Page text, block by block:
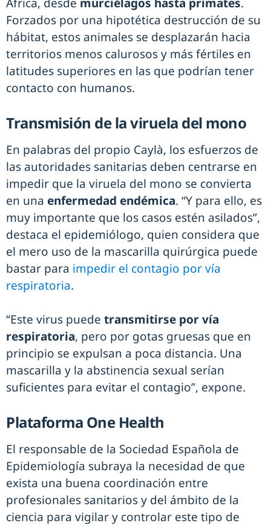
Forzados por una hipotética destrucción de su
hábitat, estos animales se desplazarán hacia
territorios menos calurosos y más fértiles en
latitudes superiores en las que podrían tener
contacto con humanos.
Transmisión de la viruela del mono
En palabras del propio Caylà, los esfuerzos de
las autoridades sanitarias deben centrarse en
impedir que la viruela del mono se convierta
en una enfermedad endémica. “Y para ello, es
muy importante que los casos estén asilados”,
destaca el epidemiólogo, quien considera que
el mero uso de la mascarilla quirúrgica puede
bastar para impedir el contagio por vía
respiratoria.
“Este virus puede transmitirse por vía
respiratoria, pero por gotas gruesas que en
principio se expulsan a poca distancia. Una
mascarilla y la abstinencia sexual serían
suficientes para evitar el contagio”, expone.
Plataforma One Health
El responsable de la Sociedad Española de
Epidemiología subraya la necesidad de que
exista una buena coordinación entre
profesionales sanitarios y del ámbito de la
ciencia para vigilar y controlar este tipo de